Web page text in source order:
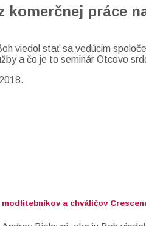
komerčnej práce
viedol stať sa vedúcim
a čo je to seminár Otcovo
a chváličov